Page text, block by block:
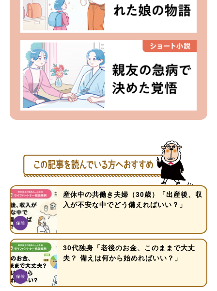
産休中の共働き夫婦（30歳）「出産後、収
入が不安な中でどう備えればいい？」
30代独身「老後のお金、このままで大丈
夫？ 備えは何から始めればいい？」